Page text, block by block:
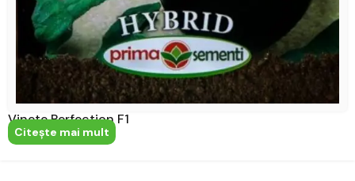
Vinete Perfection F1
Citeşte mai mult